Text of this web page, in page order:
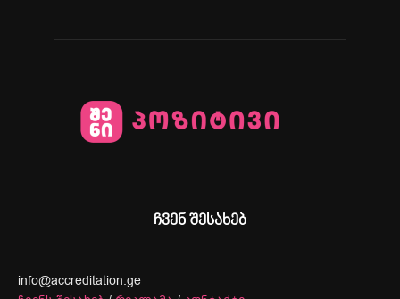
ჩვენ შესახებ
info@accreditation.ge